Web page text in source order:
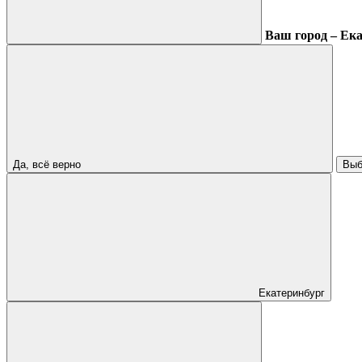
Ваш город –
Да, всё верно
Екатеринбург